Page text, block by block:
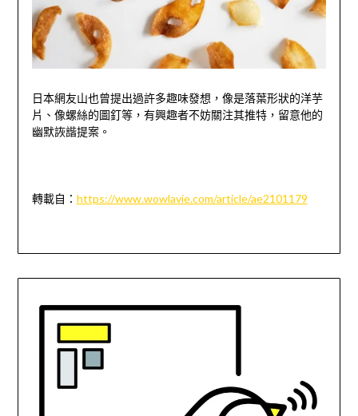
日本網友山也曾提出過許多趣味發想，像是落葉形狀的洋芋
片、像螺絲的圖釘等，有興趣者不妨關注其推特，留意他的
幽默詼諧提案。
轉載自： https://www.wowlavie.com/article/ae2101179